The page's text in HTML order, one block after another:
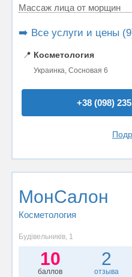
Массаж лица от морщин
➡️ Все услуги и цены
📍 Косметология
Украинка, Сосновая 6
+38 (098)
МонСалон
Косметология
Будівельників, 1
10
баллов
2
отзыва